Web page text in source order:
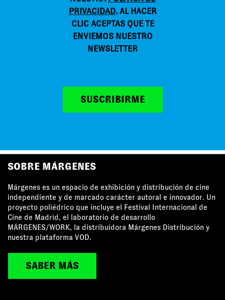
PRIVACIDAD. AL HACER
CLIC ACEPTAS QUE TE
ENVIEMOS NUESTRO
NEWSLETTER
SUSCRIBIRME
MÁRGENES AGRADECE EL APOYO DE
SOBRE MÁRGENES
Márgenes es un espacio de exhibición y distribución de cine
independiente y de marcado carácter autoral e innovador. Un
proyecto poliédrico que incluye el Festival Internacional de
Cine de Madrid, el laboratorio de desarrollo
MÁRGENES/WORK, la distribuidora Márgenes Distribución y
nuestra plataforma VOD.
SABER MÁS